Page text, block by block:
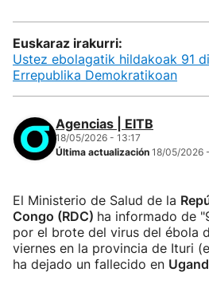
Euskaraz irakurri:
Ustez ebolagatik hildakoak 91
Errepublika Demokratikoan
Agencias | EITB
18/05/2026 - 13:17
Última actualización 18/05/2026
El Ministerio de Salud de la
Congo (RDC) ha informado de
por el brote del virus del ébola
viernes en la provincia de Ituri
ha dejado un fallecido en